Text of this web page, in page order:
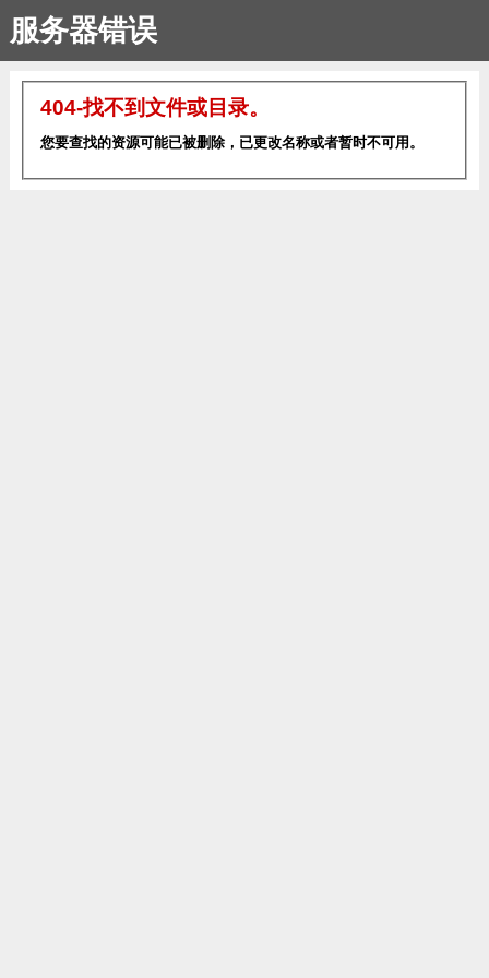
服务器错误
404-找不到文件或目录。
您要查找的资源可能已被删除，已更改名称或者暂时不可用。